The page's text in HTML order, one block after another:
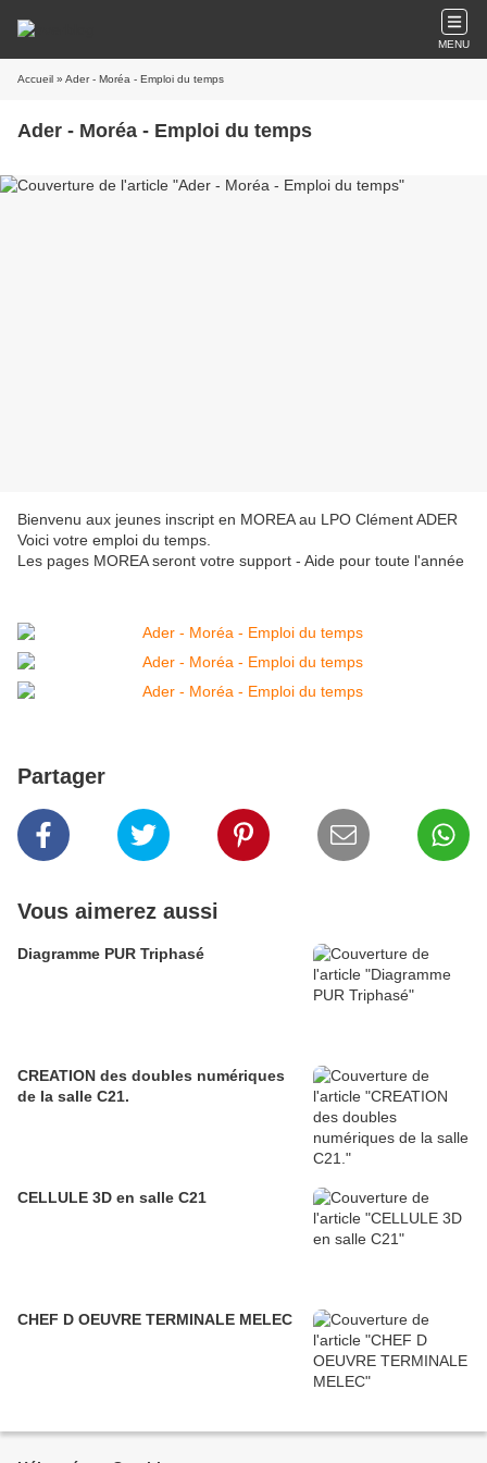
MENU
Accueil » Ader - Moréa - Emploi du temps
Ader - Moréa - Emploi du temps
Bienvenu aux jeunes inscript en MOREA au LPO Clément ADER
Voici votre emploi du temps.
Les pages MOREA seront votre support - Aide pour toute l'année
Partager
Vous aimerez aussi
Diagramme PUR Triphasé
CREATION des doubles numériques
de la salle C21.
CELLULE 3D en salle C21
CHEF D OEUVRE TERMINALE MELEC